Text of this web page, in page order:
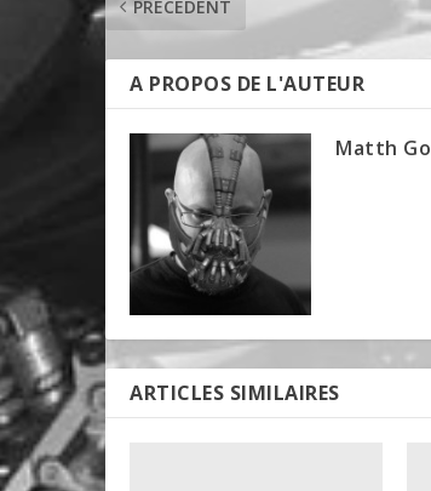
PRÉCÉDENT
A PROPOS DE L'AUTEUR
Matth Go
ARTICLES SIMILAIRES